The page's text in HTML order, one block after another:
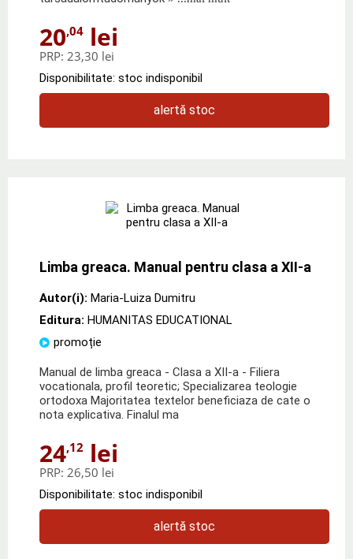
20,04 lei
PRP: 23,30 lei
Disponibilitate: stoc indisponibil
alertă stoc
Limba greaca. Manual pentru clasa a XII-a
Autor(i): Maria-Luiza Dumitru
Editura: HUMANITAS EDUCATIONAL
promoție
Manual de limba greaca - Clasa a XII-a - Filiera
vocationala, profil teoretic; Specializarea teologie
ortodoxa Majoritatea textelor beneficiaza de cate o
nota explicativa. Finalul ma
24,12 lei
PRP: 26,50 lei
Disponibilitate: stoc indisponibil
alertă stoc